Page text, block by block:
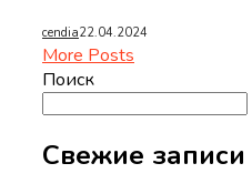
cendia22.04.2024
More Posts
Поиск
Свежие записи